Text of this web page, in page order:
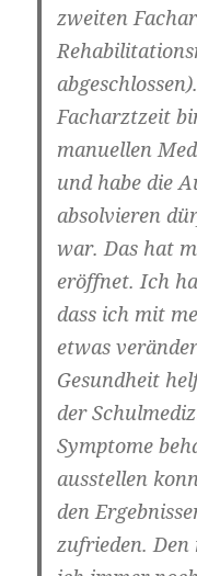
zweiten
Facharztzeit
manuellen
und habe die
absolvieren
war. Das hat
eröffnet. Ich
dass ich mit
etwas
Gesundheit
der
Symptome
ausstellen
den
zufrieden.